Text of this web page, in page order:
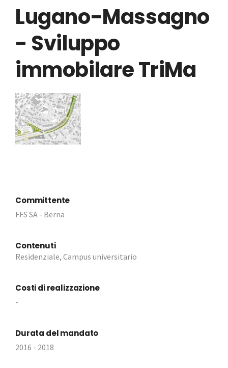
Lugano-Massagno
- Sviluppo
immobilare TriMa
Committente
FFS SA - Berna
Contenuti
Residenziale, Campus universitario
Costi di realizzazione
-
Durata del mandato
2016 - 2018